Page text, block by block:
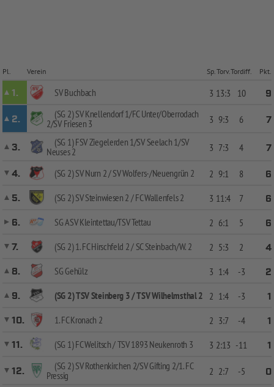
Pl. Verein Sp.Torv.Tordiff. Pkt.
1. SV Buchbach 3 13:3 10
9
2.
(SG 2) SV Knellendorf 1/FC Unter/Oberrodach
2/SV Friesen 3
3 9:3 6 7
3.
(SG 1) FSV Ziegelerden 1/SV Seelach 1/SV
Neuses 2
3 7:3 4
7
4.
(SG 2) SV Nurn 2 / SV Wolfers-/Neuengrün 2 2 9:1 8
6
5.
(SG 2) SV Steinwiesen 2 / FC Wallenfels 2 3 11:4 7
6
6.
SG ASV Kleintettau/TSV Tettau 2 6:1 5
6
7.
(SG 2) 1. FC Hirschfeld 2 / SC Steinbach/W. 2 2 5:3 2
4
8.
SG Gehülz 3 1:4 -3
2
9.
(SG 2) TSV Steinberg 3 / TSV Wilhelmsthal 2 2 1:4 -3
1
10.
1. FC Kronach 2 2 3:7 -4
1
11.
(SG 1) FC Welitsch / TSV 1893 Neukenroth 3 3 2:13 -11
1
12.
(SG 2) SV Rothenkirchen 2/SV Gifting 2/1. FC
Pressig
2 2:7 -5 0